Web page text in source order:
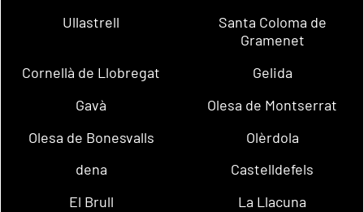
Ullastrell
Santa Coloma de
Gramenet
Cornellà de Llobregat
Gelida
Gavà
Olesa de Montserrat
Olesa de Bonesvalls
Olèrdola
dena
Castelldefels
El Brull
La Llacuna